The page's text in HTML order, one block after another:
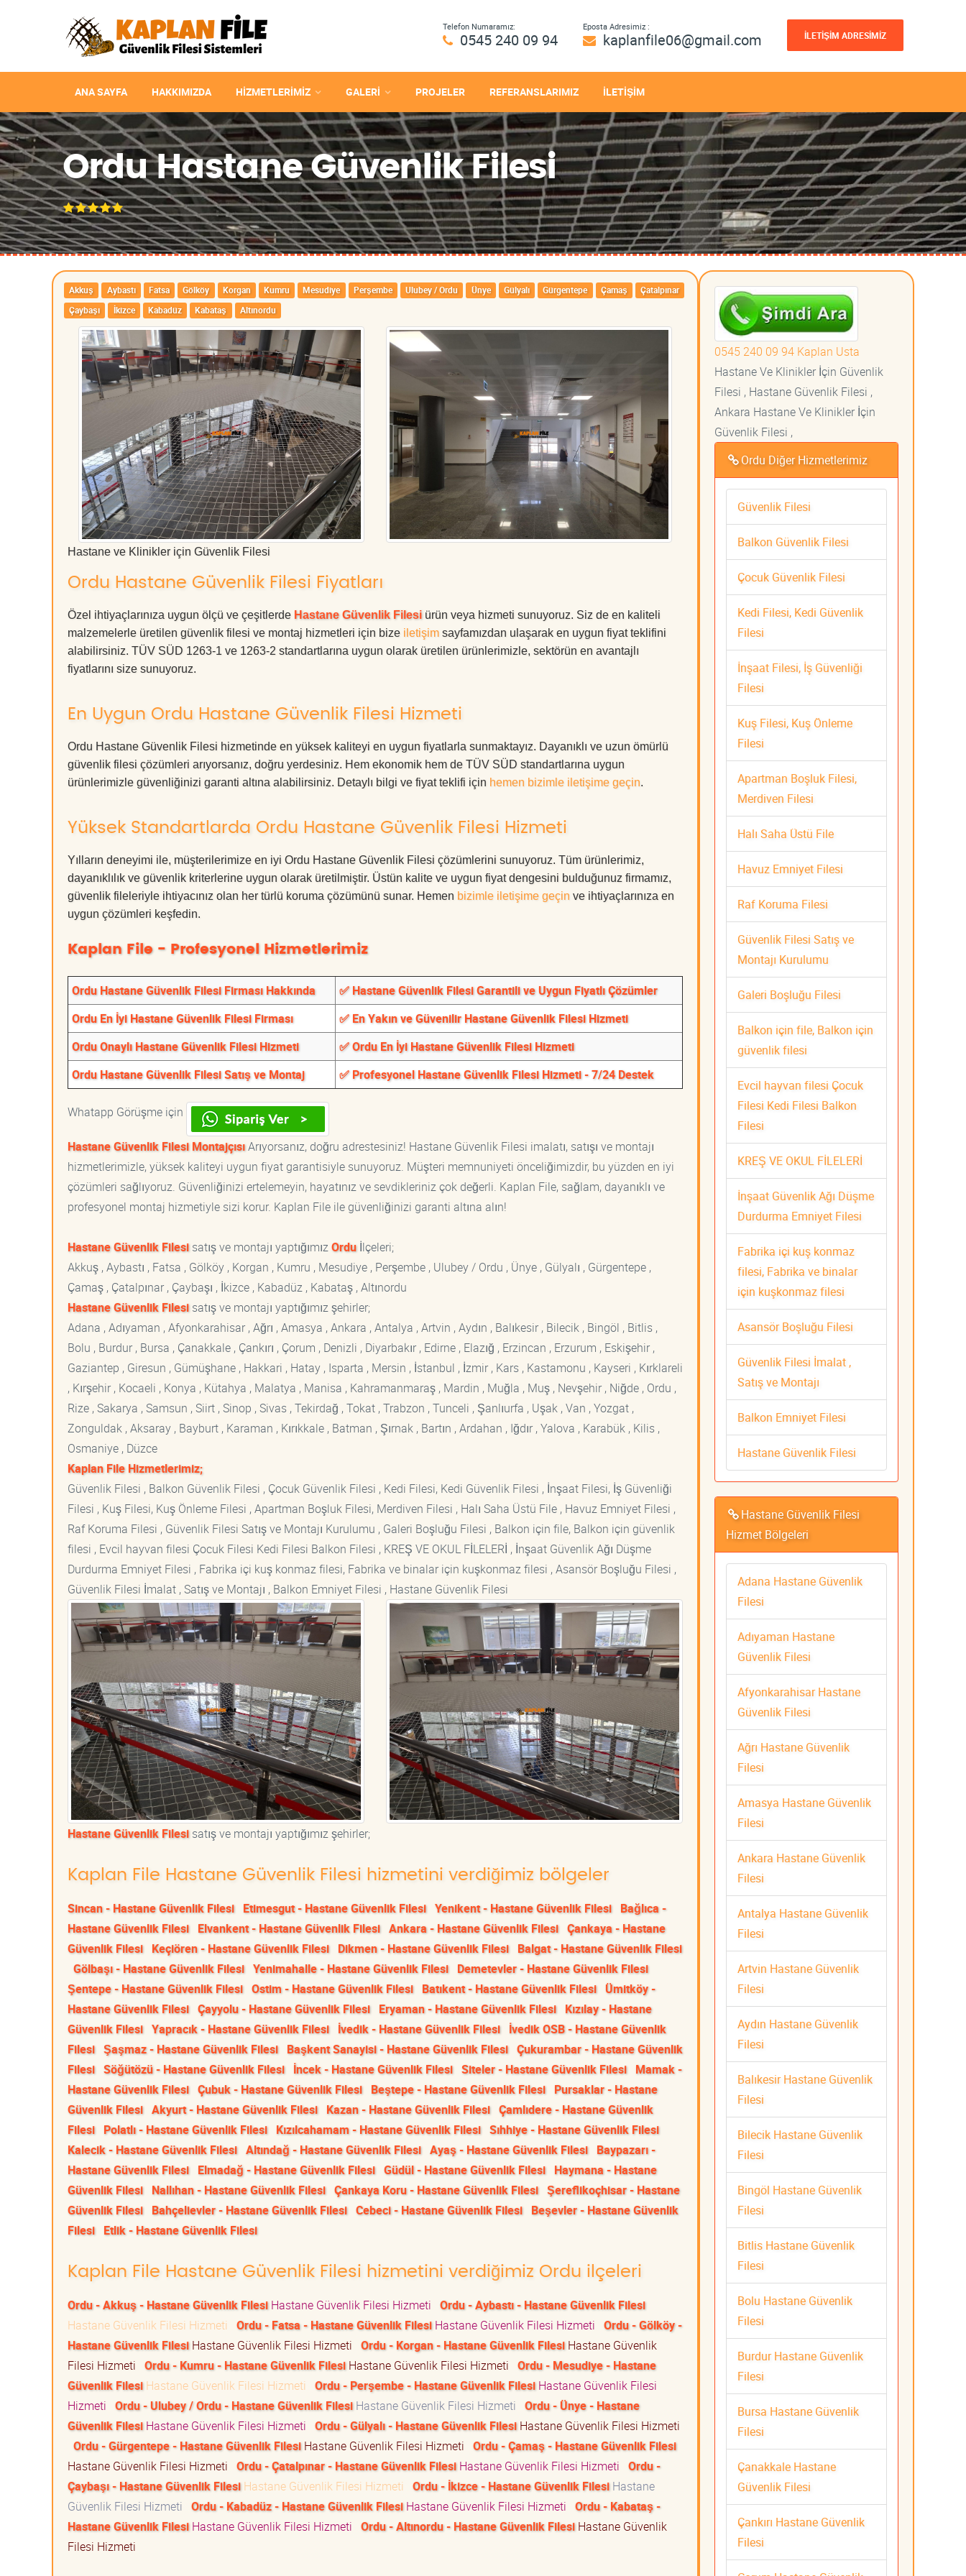
Telefon Numaramız:
0545 240 09 94
Eposta Adresimiz :
kaplanfile06@gmail.com İLETİŞİM ADRESİMİZ
ANA SAYFA HAKKIMIZDA HIZMETLERIMIZ GALERİ PROJELER REFERANSLARIMIZ İLETİŞİM
Ordu Hastane Güvenlik Filesi
Akkuş Aybastı Fatsa Gölköy Korgan Kumru Mesudiye Perşembe Ulubey / Ordu Ünye Gülyalı Gürgentepe Çamaş
Çatalpınar
Çaybaşı
İkizce Kabadüz Kabataş Altınordu
Hastane ve Klinikler için Güvenlik Filesi
Ordu Hastane Güvenlik Filesi Fiyatları
Özel ihtiyaçlarınıza uygun ölçü ve çeşitlerde Hastane Güvenlik Filesi ürün veya hizmeti sunuyoruz. Siz de en kaliteli
malzemelerle üretilen güvenlik filesi ve montaj hizmetleri için bize iletişim sayfamızdan ulaşarak en uygun fiyat teklifini
alabilirsiniz. TÜV SÜD 1263-1 ve 1263-2 standartlarına uygun olarak üretilen ürünlerimizle, sektörün en avantajlı
fiyatlarını size sunuyoruz.
En Uygun Ordu Hastane Güvenlik Filesi Hizmeti
Ordu Hastane Güvenlik Filesi hizmetinde en yüksek kaliteyi en uygun fiyatlarla sunmaktayız. Dayanıklı ve uzun ömürlü
güvenlik filesi çözümleri arıyorsanız, doğru yerdesiniz. Hem ekonomik hem de TÜV SÜD standartlarına uygun
ürünlerimizle güvenliğinizi garanti altına alabilirsiniz. Detaylı bilgi ve fiyat teklifi için hemen bizimle iletişime geçin.
Yüksek Standartlarda Ordu Hastane Güvenlik Filesi Hizmeti
Yılların deneyimi ile, müşterilerimize en iyi Ordu Hastane Güvenlik Filesi çözümlerini sunuyoruz. Tüm ürünlerimiz,
dayanıklılık ve güvenlik kriterlerine uygun olarak üretilmiştir. Üstün kalite ve uygun fiyat dengesini bulduğunuz firmamız,
güvenlik fileleriyle ihtiyacınız olan her türlü koruma çözümünü sunar. Hemen bizimle iletişime geçin ve ihtiyaçlarınıza en
uygun çözümleri keşfedin.
Kaplan File - Profesyonel Hizmetlerimiz
Ordu Hastane Güvenlik Filesi Firması Hakkında
✅ Hastane Güvenlik Filesi Garantili ve Uygun Fiyatlı Çözümler
Ordu En İyi Hastane Güvenlik Filesi Firması
✅ En Yakın ve Güvenilir Hastane Güvenlik Filesi Hizmeti
Ordu Onaylı Hastane Güvenlik Filesi Hizmeti
✅ Ordu En İyi Hastane Güvenlik Filesi Hizmeti
Ordu Hastane Güvenlik Filesi Satış ve Montaj
✅ Profesyonel Hastane Güvenlik Filesi Hizmeti - 7/24 Destek
Whatapp Görüşme için
Hastane Güvenlik Filesi MontajçısıArıyorsanız, doğru adrestesiniz! Hastane Güvenlik Filesi imalatı, satışı ve montajı
hizmetlerimizle, yüksek kaliteyi uygun fiyat garantisiyle sunuyoruz. Müşteri memnuniyeti önceliğimizdir, bu yüzden en iyi
çözümleri sağlıyoruz. Güvenliğinizi ertelemeyin, hayatınız ve sevdikleriniz çok değerli. Kaplan File, sağlam, dayanıklı ve
profesyonel montaj hizmetiyle sizi korur. Kaplan File ile güvenliğinizi garanti altına alın!
Hastane Güvenlik Filesisatış ve montajı yaptığımızOrduİlçeleri;
Akkuş , Aybastı , Fatsa , Gölköy , Korgan , Kumru , Mesudiye , Perşembe , Ulubey / Ordu , Ünye , Gülyalı , Gürgentepe ,
Çamaş , Çatalpınar , Çaybaşı , İkizce , Kabadüz , Kabataş , Altınordu
Hastane Güvenlik Filesisatış ve montajı yaptığımız şehirler;
Adana , Adıyaman , Afyonkarahisar , Ağrı , Amasya , Ankara , Antalya , Artvin , Aydın , Balıkesir , Bilecik , Bingöl , Bitlis ,
Bolu , Burdur , Bursa , Çanakkale , Çankırı , Çorum , Denizli , Diyarbakır , Edirne , Elazığ , Erzincan , Erzurum , Eskişehir ,
Gaziantep , Giresun , Gümüşhane , Hakkari , Hatay , Isparta , Mersin , İstanbul , İzmir , Kars , Kastamonu , Kayseri , Kırklareli
, Kırşehir , Kocaeli , Konya , Kütahya , Malatya , Manisa , Kahramanmaraş , Mardin , Muğla , Muş , Nevşehir , Niğde , Ordu ,
Rize , Sakarya , Samsun , Siirt , Sinop , Sivas , Tekirdağ , Tokat , Trabzon , Tunceli , Şanlıurfa , Uşak , Van , Yozgat ,
Zonguldak , Aksaray , Bayburt , Karaman , Kırıkkale , Batman , Şırnak , Bartın , Ardahan , Iğdır , Yalova , Karabük , Kilis ,
Osmaniye , Düzce
Kaplan File Hizmetlerimiz;
Güvenlik Filesi , Balkon Güvenlik Filesi , Çocuk Güvenlik Filesi , Kedi Filesi, Kedi Güvenlik Filesi , İnşaat Filesi, İş Güvenliği
Filesi , Kuş Filesi, Kuş Önleme Filesi , Apartman Boşluk Filesi, Merdiven Filesi , Halı Saha Üstü File , Havuz Emniyet Filesi ,
Raf Koruma Filesi , Güvenlik Filesi Satış ve Montajı Kurulumu , Galeri Boşluğu Filesi , Balkon için file, Balkon için güvenlik
filesi , Evcil hayvan filesi Çocuk Filesi Kedi Filesi Balkon Filesi , KREŞ VE OKUL FİLELERİ , İnşaat Güvenlik Ağı Düşme
Durdurma Emniyet Filesi , Fabrika içi kuş konmaz filesi, Fabrika ve binalar için kuşkonmaz filesi , Asansör Boşluğu Filesi ,
Güvenlik Filesi İmalat , Satış ve Montajı , Balkon Emniyet Filesi , Hastane Güvenlik Filesi
Hastane Güvenlik Filesisatış ve montajı yaptığımız şehirler;
Kaplan File Hastane Güvenlik Filesi hizmetini verdiğimiz bölgeler
Sincan - Hastane Güvenlik Filesi Etimesgut - Hastane Güvenlik Filesi Yenikent - Hastane Güvenlik Filesi Bağlıca -
Hastane Güvenlik Filesi Elvankent - Hastane Güvenlik Filesi Ankara - Hastane Güvenlik Filesi Çankaya - Hastane
Güvenlik Filesi Keçiören - Hastane Güvenlik Filesi Dikmen - Hastane Güvenlik Filesi Balgat - Hastane Güvenlik Filesi
Gölbaşı - Hastane Güvenlik Filesi Yenimahalle - Hastane Güvenlik Filesi Demetevler - Hastane Güvenlik Filesi
Şentepe - Hastane Güvenlik Filesi Ostim - Hastane Güvenlik Filesi Batıkent - Hastane Güvenlik Filesi Ümitköy -
Hastane Güvenlik Filesi Çayyolu - Hastane Güvenlik Filesi Eryaman - Hastane Güvenlik Filesi Kızılay - Hastane
Güvenlik Filesi Yapracık - Hastane Güvenlik Filesi İvedik - Hastane Güvenlik Filesi İvedik OSB - Hastane Güvenlik
Filesi Şaşmaz - Hastane Güvenlik Filesi Başkent Sanayisi - Hastane Güvenlik Filesi Çukurambar - Hastane Güvenlik
Filesi Söğütözü - Hastane Güvenlik Filesi İncek - Hastane Güvenlik Filesi Siteler - Hastane Güvenlik Filesi Mamak -
Hastane Güvenlik Filesi Çubuk - Hastane Güvenlik Filesi Beştepe - Hastane Güvenlik Filesi Pursaklar - Hastane
Güvenlik Filesi Akyurt - Hastane Güvenlik Filesi Kazan - Hastane Güvenlik Filesi Çamlıdere - Hastane Güvenlik
Filesi Polatlı - Hastane Güvenlik Filesi Kızılcahamam - Hastane Güvenlik Filesi Sıhhiye - Hastane Güvenlik Filesi
Kalecik - Hastane Güvenlik Filesi Altındağ - Hastane Güvenlik Filesi Ayaş - Hastane Güvenlik Filesi Baypazarı -
Hastane Güvenlik Filesi Elmadağ - Hastane Güvenlik Filesi Güdül - Hastane Güvenlik Filesi Haymana - Hastane
Güvenlik Filesi Nallıhan - Hastane Güvenlik Filesi Çankaya Koru - Hastane Güvenlik Filesi Şereflikoçhisar - Hastane
Güvenlik Filesi Bahçelievler - Hastane Güvenlik Filesi Cebeci - Hastane Güvenlik Filesi Beşevler - Hastane Güvenlik
Filesi Etlik - Hastane Güvenlik Filesi
Kaplan File Hastane Güvenlik Filesi hizmetini verdiğimiz Ordu ilçeleri
Ordu - Akkuş - Hastane Güvenlik FilesiHastane Güvenlik Filesi Hizmeti Ordu - Aybastı - Hastane Güvenlik Filesi
Hastane Güvenlik Filesi Hizmeti Ordu - Fatsa - Hastane Güvenlik FilesiHastane Güvenlik Filesi Hizmeti Ordu - Gölköy -
Hastane Güvenlik FilesiHastane Güvenlik Filesi Hizmeti Ordu - Korgan - Hastane Güvenlik FilesiHastane Güvenlik
Filesi Hizmeti Ordu - Kumru - Hastane Güvenlik FilesiHastane Güvenlik Filesi Hizmeti Ordu - Mesudiye - Hastane
Güvenlik FilesiHastane Güvenlik Filesi Hizmeti Ordu - Perşembe - Hastane Güvenlik FilesiHastane Güvenlik Filesi
Hizmeti Ordu - Ulubey / Ordu - Hastane Güvenlik FilesiHastane Güvenlik Filesi Hizmeti Ordu - Ünye - Hastane
Güvenlik FilesiHastane Güvenlik Filesi Hizmeti Ordu - Gülyalı - Hastane Güvenlik FilesiHastane Güvenlik Filesi Hizmeti
Ordu - Gürgentepe - Hastane Güvenlik FilesiHastane Güvenlik Filesi Hizmeti Ordu - Çamaş - Hastane Güvenlik Filesi
Hastane Güvenlik Filesi Hizmeti Ordu - Çatalpınar - Hastane Güvenlik FilesiHastane Güvenlik Filesi Hizmeti Ordu -
Çaybaşı - Hastane Güvenlik FilesiHastane Güvenlik Filesi Hizmeti Ordu - İkizce - Hastane Güvenlik FilesiHastane
Güvenlik Filesi Hizmeti Ordu - Kabadüz - Hastane Güvenlik FilesiHastane Güvenlik Filesi Hizmeti Ordu - Kabataş -
Hastane Güvenlik FilesiHastane Güvenlik Filesi Hizmeti Ordu - Altınordu - Hastane Güvenlik FilesiHastane Güvenlik
Filesi Hizmeti
0545 240 09 94 Kaplan Usta
Hastane Ve Klinikler İçin Güvenlik
Filesi , Hastane Güvenlik Filesi ,
Ankara Hastane Ve Klinikler İçin
Güvenlik Filesi ,
Ordu Diğer Hizmetlerimiz
Güvenlik Filesi
Balkon Güvenlik Filesi
Çocuk Güvenlik Filesi
Kedi Filesi, Kedi Güvenlik
Filesi
İnşaat Filesi, İş Güvenliği
Filesi
Kuş Filesi, Kuş Önleme
Filesi
Apartman Boşluk Filesi,
Merdiven Filesi
Halı Saha Üstü File
Havuz Emniyet Filesi
Raf Koruma Filesi
Güvenlik Filesi Satış ve
Montajı Kurulumu
Galeri Boşluğu Filesi
Balkon için file, Balkon için
güvenlik filesi
Evcil hayvan filesi Çocuk
Filesi Kedi Filesi Balkon
Filesi
KREŞ VE OKUL FİLELERİ
İnşaat Güvenlik Ağı Düşme
Durdurma Emniyet Filesi
Fabrika içi kuş konmaz
filesi, Fabrika ve binalar
için kuşkonmaz filesi
Asansör Boşluğu Filesi
Güvenlik Filesi İmalat ,
Satış ve Montajı
Balkon Emniyet Filesi
Hastane Güvenlik Filesi
Hastane Güvenlik Filesi
Hizmet Bölgeleri
Adana Hastane Güvenlik
Filesi
Adıyaman Hastane
Güvenlik Filesi
Afyonkarahisar Hastane
Güvenlik Filesi
Ağrı Hastane Güvenlik
Filesi
Amasya Hastane Güvenlik
Filesi
Ankara Hastane Güvenlik
Filesi
Antalya Hastane Güvenlik
Filesi
Artvin Hastane Güvenlik
Filesi
Aydın Hastane Güvenlik
Filesi
Balıkesir Hastane Güvenlik
Filesi
Bilecik Hastane Güvenlik
Filesi
Bingöl Hastane Güvenlik
Filesi
Bitlis Hastane Güvenlik
Filesi
Bolu Hastane Güvenlik
Filesi
Burdur Hastane Güvenlik
Filesi
Bursa Hastane Güvenlik
Filesi
Çanakkale Hastane
Güvenlik Filesi
Çankırı Hastane Güvenlik
Filesi